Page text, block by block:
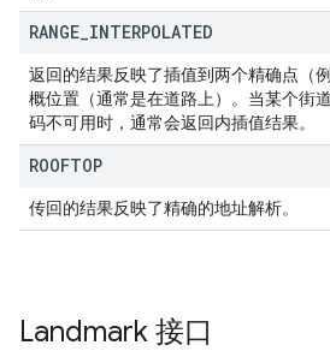
RANGE INTERPOLATED
返回的结果反映了插值到两个精确点（
概位置（通常是在道路上）。当某个街
码不可用时，通常会返回内插值结果。
ROOFTOP
传回的结果反映了精确的地址解析。
Landmark 接口